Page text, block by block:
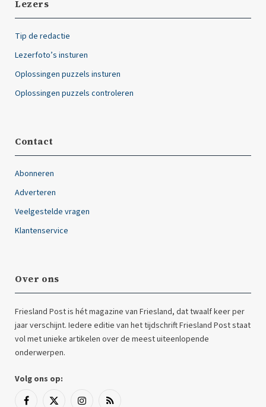
Lezers
Tip de redactie
Lezerfoto’s insturen
Oplossingen puzzels insturen
Oplossingen puzzels controleren
Contact
Abonneren
Adverteren
Veelgestelde vragen
Klantenservice
Over ons
Friesland Post is hét magazine van Friesland, dat twaalf keer per
jaar verschijnt. Iedere editie van het tijdschrift Friesland Post staat
vol met unieke artikelen over de meest uiteenlopende
onderwerpen.
Volg ons op: